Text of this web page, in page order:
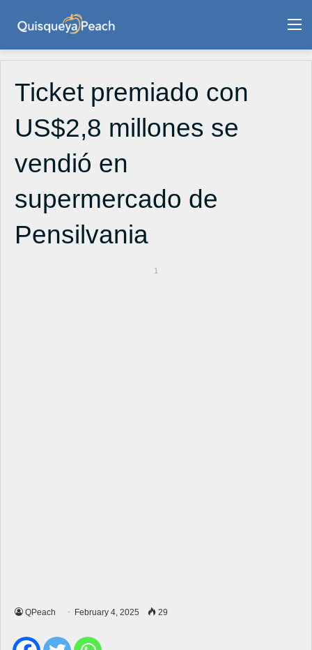
Ticket premiado con
US$2,8 millones se
vendió en
supermercado de
Pensilvania
1
QPeach February 4, 2025 29